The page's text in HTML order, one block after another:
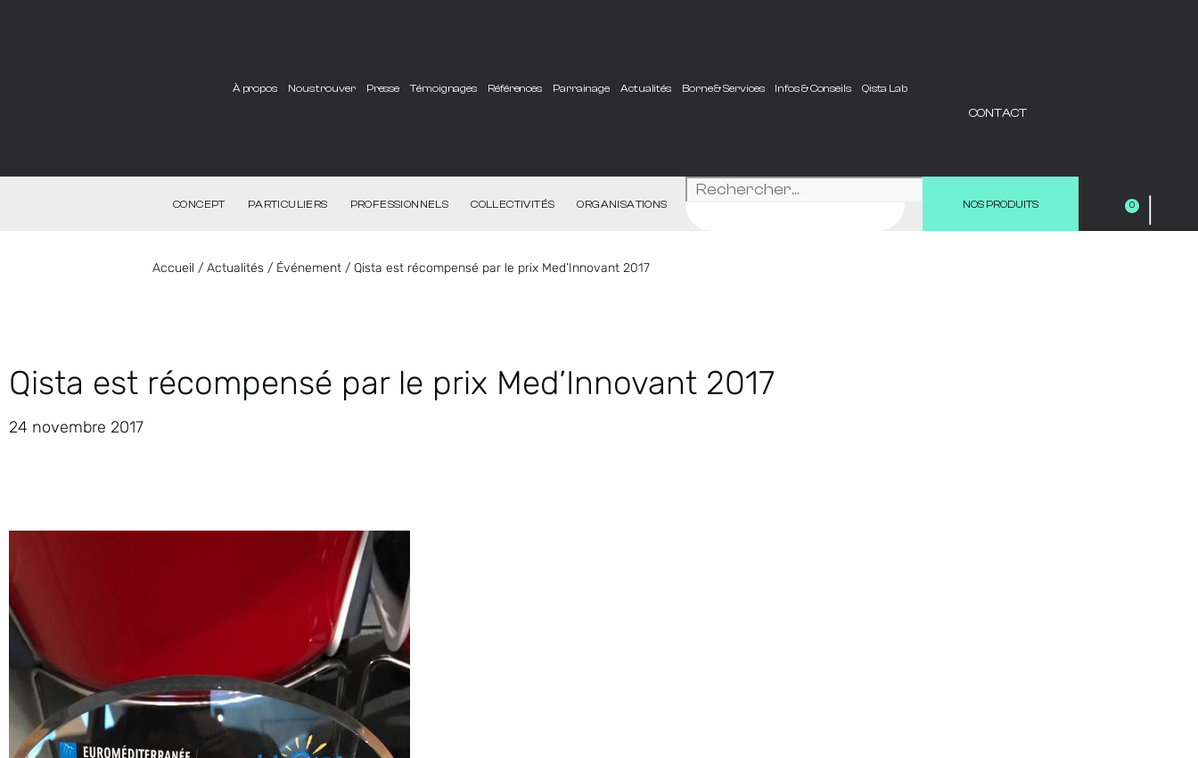
À propos Nous trouver Presse Témoignages Références Parrainage Actualités Borne & Services Infos & Conseils Qista Lab
CONTACT
CONCEPT PARTICULIERS PROFESSIONNELS COLLECTIVITÉS ORGANISATIONS NOS PRODUITS 0
Accueil / Actualités / Événement / Qista est récompensé par le prix Med’Innovant 2017
Qista est récompensé par le prix Med’Innovant 2017
24 novembre 2017